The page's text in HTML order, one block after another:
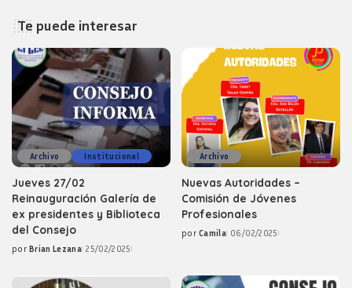
Te puede interesar
Archivo Institucional
Jueves 27/02
Reinauguración Galería de
ex presidentes y Biblioteca
del Consejo
Posted
por Brian Lezana 25/02/2025
Archivo
Nuevas Autoridades –
Comisión de Jóvenes
Profesionales
Posted
por Camila 06/02/2025